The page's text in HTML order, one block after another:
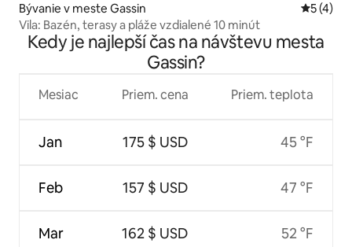
Bývanie v meste Gassin
5 (4)
Vila: Bazén, terasy a pláže vzdialené 10 minút
Kedy je najlepší čas na návštevu mesta
Gassin?
Mesiac
Jan
Feb
Mar
Priem. cena
175 $ USD
157 $ USD
162 $ USD
Priem. teplota
45 °F
47 °F
52 °F